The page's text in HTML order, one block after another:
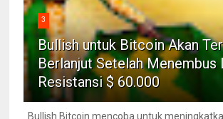
3
Bullish untuk Bitcoin Akan
Berlanjut Setelah Menembus
Resistansi $ 60.000
Bullish Bitcoin mencoba untuk